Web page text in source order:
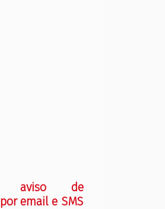
aviso de
email e SMS